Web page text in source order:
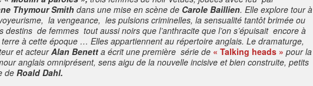
Thymour Smithdans une mise en scène de Carole Baillien. Elle explore tour à
la vengeance, les pulsions criminelles, la sensualité tantôt brimée ou
destins de femmes tout aussi noirs que l’anthracite que l’on s’épuisait encore à
à cette époque … Elles appartiennent au répertoire anglais. Le dramaturge,
et acteurAlan Benett a écrit une première série de « Talking heads » pour la
anglais omniprésent, sens aigu de la nouvelle incisive et bien construite, petits
de Roald Dahl.